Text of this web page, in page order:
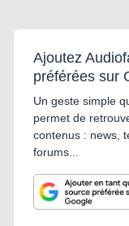
Ajoutez
préférées sur
Un geste simple
permet de
contenus : news,
forums...